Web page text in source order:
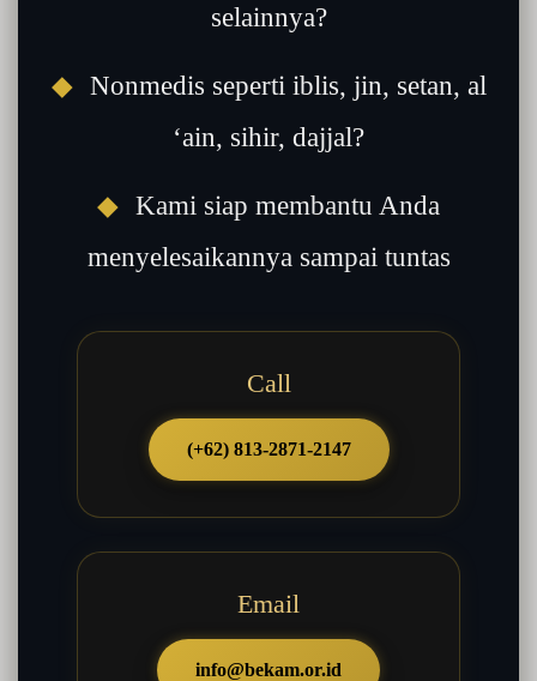
selainnya?
◆ Nonmedis seperti iblis, jin, setan, al
‘ain, sihir, dajjal?
◆ Kami siap membantu Anda
menyelesaikannya sampai tuntas
Call
(+62) 813-2871-2147
Email
info@bekam.or.id